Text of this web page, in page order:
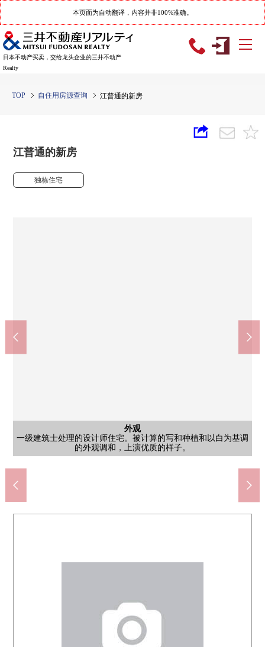
本页面为自动翻译，内容并非100%准确。
日本不动产买卖，交给龙头企业的三井不动产
Realty
TOP 自住用房源查询 江普通的新房
江普通的新房
独栋住宅
外观
一级建筑士处理的设计师住宅。被计算的写和种植和以白为基调
的外观调和，上演优质的样子。
客厅
从在高度和宽度拥有舒适的窗，舒服的阳光充分明亮地满足插
入，室内。
客厅
客厅
調光機能付来以及客厅的嵌顶灯配合场景能把明亮自在地改变
成。
厨房
如果会话在看得见家族的脸的厨房自然出生的Style。一边注视孩
子的样子，一边菜做好，是家务有进展的舒适的空间。
厨房
音乐从被天花板装入的音箱流出来，更愉快在舒服的暂时做每天
的菜时间。
洗脸
提供小型，根据3面镜子以及洗衣盘子下部的存储空间感觉清醒的
印象的盥洗台。
洗脸
公共汽车
可以淋浴的纵横移动以及收纳搁板的折叠，并且是作为在易用性
之前的舒适的浴室。也能作为微小的晒衣架以及放松空白不仅换
气而且灵活运用窗的先展开的阳台。
厕所
2F厕所无水箱马桶外表也感觉清醒，也能宽敞使用厕所空间。
厕所
有2F厕所便于打扫用品以及卫生纸的保管的收纳的厕所。
室内
融入2楼西式房间北欧设计的秋牡丹花纹，给成熟稳重的空间加上
明亮和客气的重音。
室内
是2面采光的阳光在从2楼西式房间东南、东北一侧的亮的房间。
室内
2楼西式房间
室内
是家族能用能从2楼西式房间北侧的窗瞭望客厅的样子的设计自然
注视互相的安心的家。
室内
2楼西式房间
室内
2楼西式房间
其他
门口
院子
有种植的中庭，被切身感到季节的变化的安慰的空间。作为烤肉
以及宠物的娱乐场所，也能活用，家族的时间展开。
全家便利店冈山江普通的商店(约550m)
步行7分钟
HALOWS江崎商店(约1100m)
步行14分钟
山阳医院(约850m)
步行11分钟
3蟠邮局(约650m)
步行9分钟
冈山市立节操明小学(约800m)
步行10分钟
冈山市立节操南中学校(约2600m)
步行33分钟